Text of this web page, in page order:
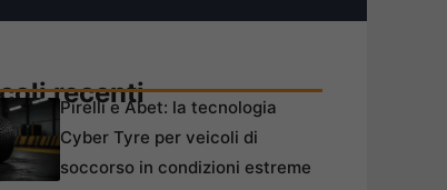
recenti
Pirelli e Abet: la tecnologia
Cyber Tyre per veicoli di
soccorso in condizioni estreme